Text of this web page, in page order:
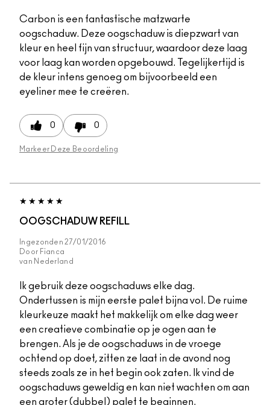
Carbon is een fantastische matzwarte
oogschaduw. Deze oogschaduw is diepzwart van
kleur en heel fijn van structuur, waardoor deze laag
voor laag kan worden opgebouwd. Tegelijkertijd is
de kleur intens genoeg om bijvoorbeeld een
eyeliner mee te creëren.
0 0
Markeer Deze Beoordeling
OOGSCHADUW REFILL
Ingezonden 27/01/2016
Door Fianca
van Nederland
Ik gebruik deze oogschaduws elke dag.
Ondertussen is mijn eerste palet bijna vol. De ruime
kleurkeuze maakt het makkelijk om elke dag weer
een creatieve combinatie op je ogen aan te
brengen. Als je de oogschaduws in de vroege
ochtend op doet, zitten ze laat in de avond nog
steeds zoals ze in het begin ook zaten. Ik vind de
oogschaduws geweldig en kan niet wachten om aan
een groter (dubbel) palet te beginnen.